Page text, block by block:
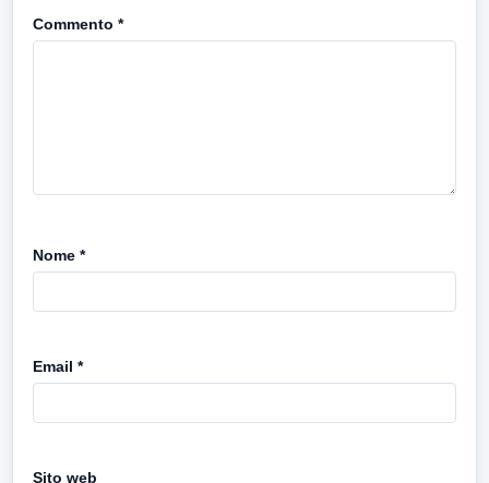
Commento *
Nome *
Email *
Sito web